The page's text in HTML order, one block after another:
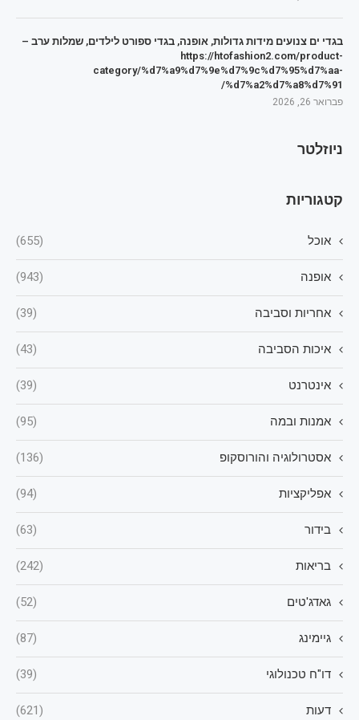
בגדי ים צנועים מידות גדולות, אופנה, בגדי ספורט לילדים, שמלות ערב –
https://htofashion2.com/product-
category/%d7%a9%d7%9e%d7%9c%d7%95%d7%aa-
%d7%a2%d7%a8%d7%91/
פברואר 26, 2026
ניוזלטר
קטגוריות
אוכל (655)
אופנה (943)
אחריות וסביבה (39)
איכות הסביבה (43)
אינטרנט (39)
אמנות ובמה (95)
אסטרולוגיה והורוסקופ (136)
אפליקציות (94)
בידור (63)
בריאות (242)
גאדג'טים (52)
גיימינג (87)
דו"ח טכנולוגי (39)
דעות (621)